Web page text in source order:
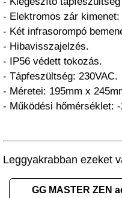
- Elektromos zár kimenet:
- Két infrasorompó
- Hibavisszajelzés.
- IP56 védett tokozás.
- Tápfeszültség: 230VAC.
- Méretei: 195mm x
- Működési hőmérséklet: -
Leggyakrabban ezeket
GG MASTER ZEN